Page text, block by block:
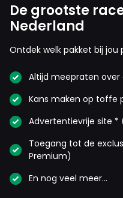
De grootste
Nederland
Ontdek welk pakket bij jou
Altijd meepraten over
Kans maken op toffe
Advertentievrije site *
Toegang tot de
Premium)
En nog veel meer…